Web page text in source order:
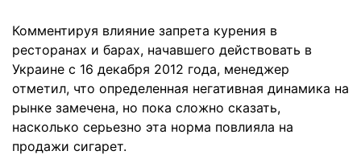
Комментируя влияние запрета курения в
ресторанах и барах, начавшего действовать в
Украине с 16 декабря 2012 года, менеджер
отметил, что определенная негативная динамика на
рынке замечена, но пока сложно сказать,
насколько серьезно эта норма повлияла на
продажи сигарет.